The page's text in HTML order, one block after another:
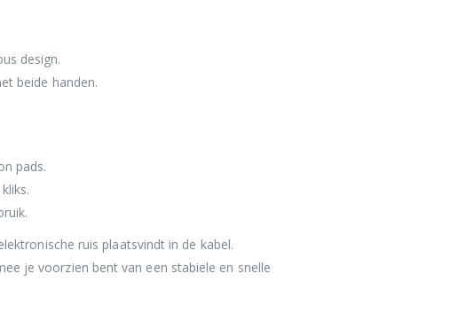
design.
beide handen.
pads.
ruis plaatsvindt in de kabel.
je voorzien bent van een stabiele en snelle